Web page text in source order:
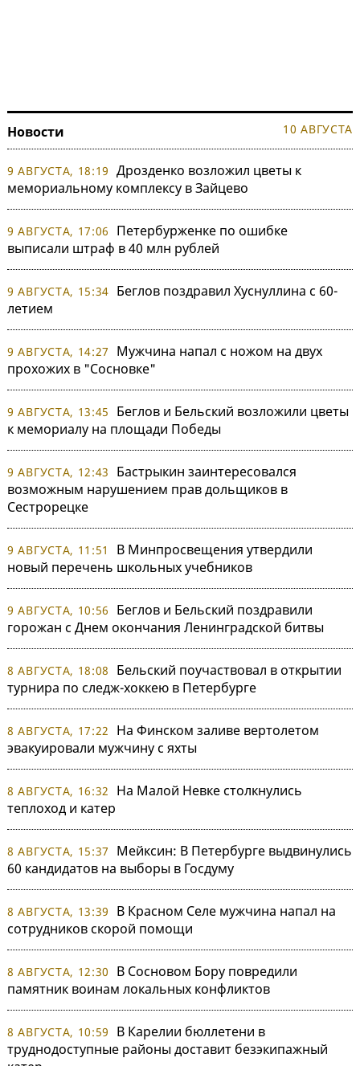
Новости 10 АВГУСТА
9 АВГУСТА, 18:19 Дрозденко возложил цветы к
мемориальному комплексу в Зайцево
9 АВГУСТА, 17:06
Петербурженке по ошибке
выписали штраф в 40 млн рублей
9 АВГУСТА, 15:34 Беглов поздравил Хуснуллина с 60-
летием
9 АВГУСТА, 14:27
Мужчина напал с ножом на двух
прохожих в "Сосновке"
9 АВГУСТА, 13:45
Беглов и Бельский возложили цветы
к мемориалу на площади Победы
9 АВГУСТА, 12:43
Бастрыкин заинтересовался
возможным нарушением прав дольщиков в
Сестрорецке
9 АВГУСТА, 11:51
В Минпросвещения утвердили
новый перечень школьных учебников
9 АВГУСТА, 10:56
Беглов и Бельский поздравили
горожан с Днем окончания Ленинградской битвы
8 АВГУСТА, 18:08
Бельский поучаствовал в открытии
турнира по следж-хоккею в Петербурге
8 АВГУСТА, 17:22
На Финском заливе вертолетом
эвакуировали мужчину с яхты
8 АВГУСТА, 16:32
На Малой Невке столкнулись
теплоход и катер
8 АВГУСТА, 15:37
Мейксин: В Петербурге выдвинулись
60 кандидатов на выборы в Госдуму
8 АВГУСТА, 13:39
В Красном Селе мужчина напал на
сотрудников скорой помощи
8 АВГУСТА, 12:30
В Сосновом Бору повредили
памятник воинам локальных конфликтов
8 АВГУСТА, 10:59
В Карелии бюллетени в
труднодоступные районы доставит безэкипажный